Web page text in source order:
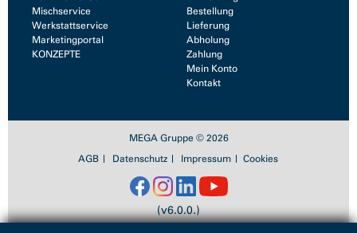
Mischservice
Werkstattservice
Marketingportal
KONZEPTE
Bestellung
Lieferung
Abholung
Zahlung
Mein Konto
Kontakt
MEGA Gruppe © 2026
AGB
Datenschutz Impressum Cookies
(v6.0.0.)